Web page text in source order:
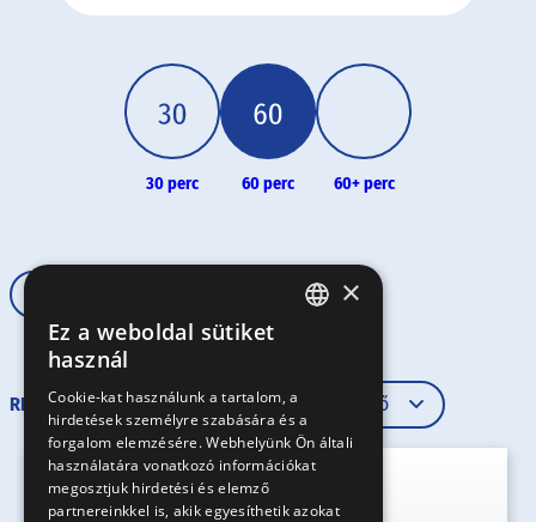
30 perc 60 perc 60+ perc
RENDEZÉS
SK
RO
×
Ez a weboldal sütiket
használ
Cookie-kat használunk a tartalom, a
hirdetések személyre szabására és a
forgalom elemzésére. Webhelyünk Ön általi
használatára vonatkozó információkat
megosztjuk hirdetési és elemző
partnereinkkel is, akik egyesíthetik azokat